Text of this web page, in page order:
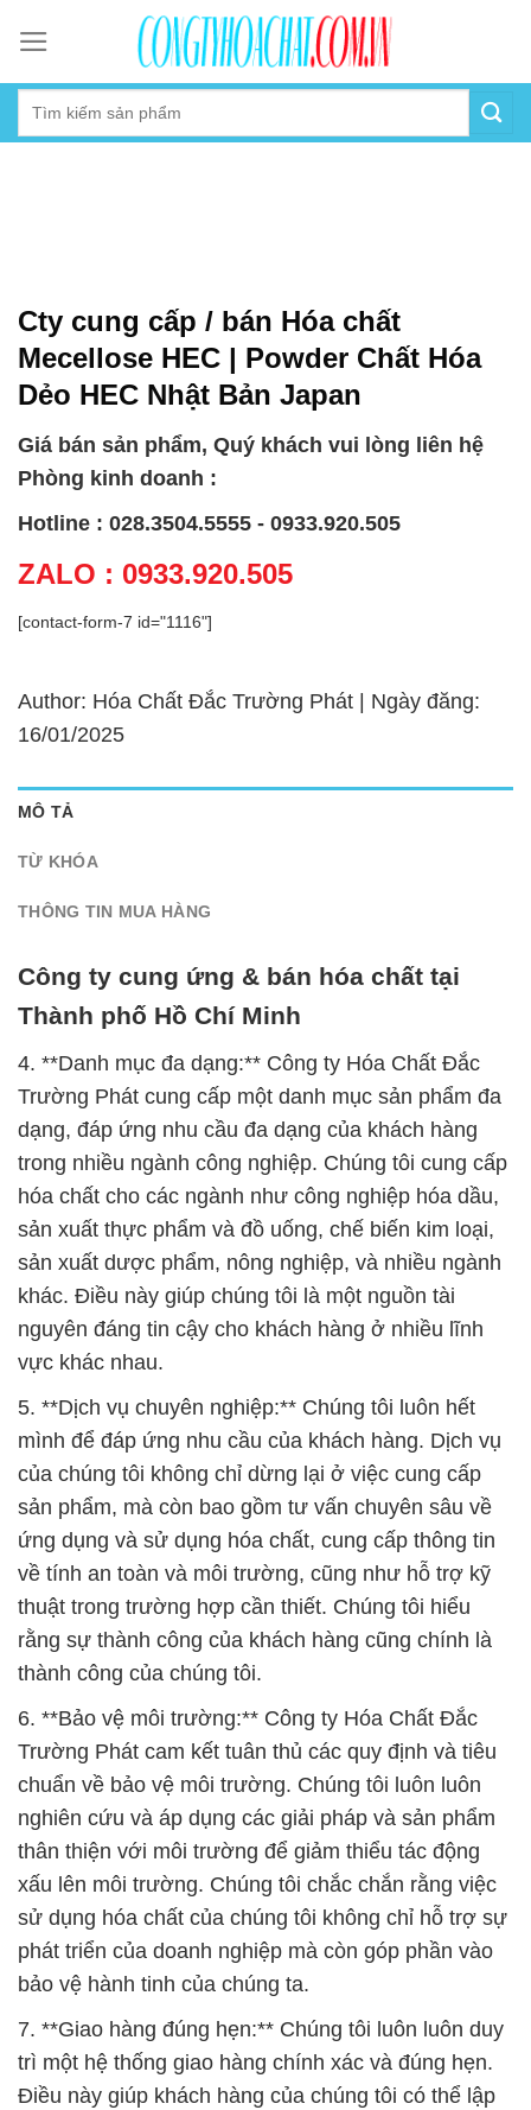
content
Cty cung cấp / bán Hóa chất
Mecellose HEC | Powder Chất Hóa
Dẻo HEC Nhật Bản Japan
Giá bán sản phẩm, Quý khách vui lòng liên hệ
Phòng kinh doanh :
Hotline : 028.3504.5555 - 0933.920.505
ZALO : 0933.920.505
[contact-form-7 id="1116"]
Author: Hóa Chất Đắc Trường Phát | Ngày đăng:
16/01/2025
MÔ TẢ
TỪ KHÓA
THÔNG TIN MUA HÀNG
Công ty cung ứng & bán hóa chất tại
Thành phố Hồ Chí Minh
4. **Danh mục đa dạng:** Công ty Hóa Chất Đắc
Trường Phát cung cấp một danh mục sản phẩm đa
dạng, đáp ứng nhu cầu đa dạng của khách hàng
trong nhiều ngành công nghiệp. Chúng tôi cung cấp
hóa chất cho các ngành như công nghiệp hóa dầu,
sản xuất thực phẩm và đồ uống, chế biến kim loại,
sản xuất dược phẩm, nông nghiệp, và nhiều ngành
khác. Điều này giúp chúng tôi là một nguồn tài
nguyên đáng tin cậy cho khách hàng ở nhiều lĩnh
vực khác nhau.
5. **Dịch vụ chuyên nghiệp:** Chúng tôi luôn hết
mình để đáp ứng nhu cầu của khách hàng. Dịch vụ
của chúng tôi không chỉ dừng lại ở việc cung cấp
sản phẩm, mà còn bao gồm tư vấn chuyên sâu về
ứng dụng và sử dụng hóa chất, cung cấp thông tin
về tính an toàn và môi trường, cũng như hỗ trợ kỹ
thuật trong trường hợp cần thiết. Chúng tôi hiểu
rằng sự thành công của khách hàng cũng chính là
thành công của chúng tôi.
6. **Bảo vệ môi trường:** Công ty Hóa Chất Đắc
Trường Phát cam kết tuân thủ các quy định và tiêu
chuẩn về bảo vệ môi trường. Chúng tôi luôn luôn
nghiên cứu và áp dụng các giải pháp và sản phẩm
thân thiện với môi trường để giảm thiểu tác động
xấu lên môi trường. Chúng tôi chắc chắn rằng việc
sử dụng hóa chất của chúng tôi không chỉ hỗ trợ sự
phát triển của doanh nghiệp mà còn góp phần vào
bảo vệ hành tinh của chúng ta.
7. **Giao hàng đúng hẹn:** Chúng tôi luôn luôn duy
trì một hệ thống giao hàng chính xác và đúng hẹn.
Điều này giúp khách hàng của chúng tôi có thể lập